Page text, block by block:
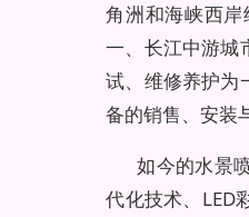
角洲和海峡西
一、长江中游城
试、维修养护为
备的销售、安装
如今的水景
代化技术、LED